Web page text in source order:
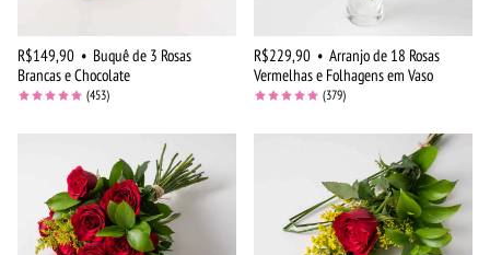
R$149,90 • Buquê de 3 Rosas
Brancas e Chocolate
(453)
R$229,90 • Arranjo de 18 Rosas
Vermelhas e Folhagens em Vaso
(379)